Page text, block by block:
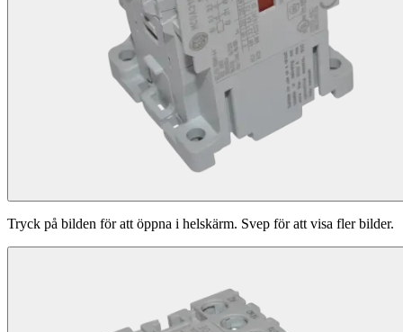
Tryck på bilden för att öppna i helskärm. Svep för att visa fler bilder.